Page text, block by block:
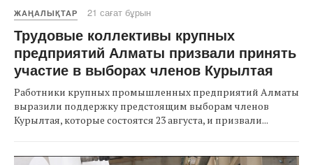
ЖАҢАЛЫҚТАР 21 сағат бұрын
Трудовые коллективы крупных
предприятий Алматы призвали принять
участие в выборах членов Курылтая
Работники крупных промышленных предприятий Алматы
выразили поддержку предстоящим выборам членов
Курылтая, которые состоятся 23 августа, и призвали...